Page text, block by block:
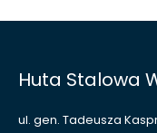
Huta Stalowa
ul. gen. Tadeusza